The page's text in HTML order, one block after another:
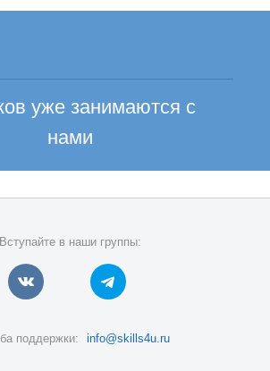
уже занимаются с
нами
Вступайте в наши группы:
поддержки: info@skills4u.ru